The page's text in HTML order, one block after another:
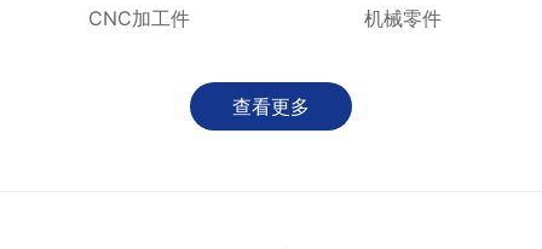
CNC加工件 机械零件
查看更多